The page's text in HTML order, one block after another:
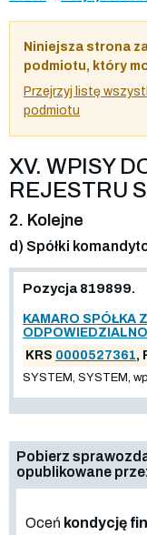
Niniejsza strona
podmiotu, który
Przejrzyj listę
podmiotu
XV. WPISY
REJESTRU
2. Kolejne
d) Spółki
Pozycja 819899.
KAMARO SPÓŁKA
KRS 0000527361,
SYSTEM, SYSTEM,
Pobierz
opublikowane
Oceń kondycję